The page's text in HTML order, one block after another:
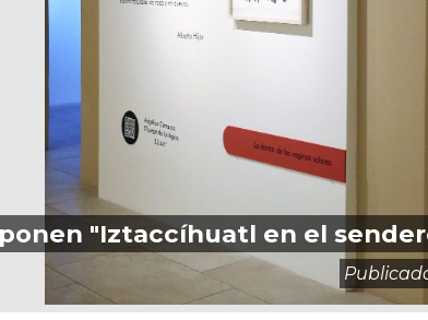
"Iztaccíhuatl en el